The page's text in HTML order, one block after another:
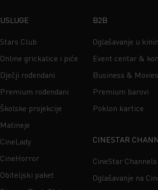
USLUGE
Stars Club
Online grickalice i piće
Dječji rođendani
Premium rođendani
Školske projekcije
Matineje
CineLady
CineHorror
Obiteljski paket
B2B
Oglašavanje u
Event centar &
Business & Movies
Premium barovi
Poklon kartice
CINESTAR
CineStar Channels
Oglašavanje na